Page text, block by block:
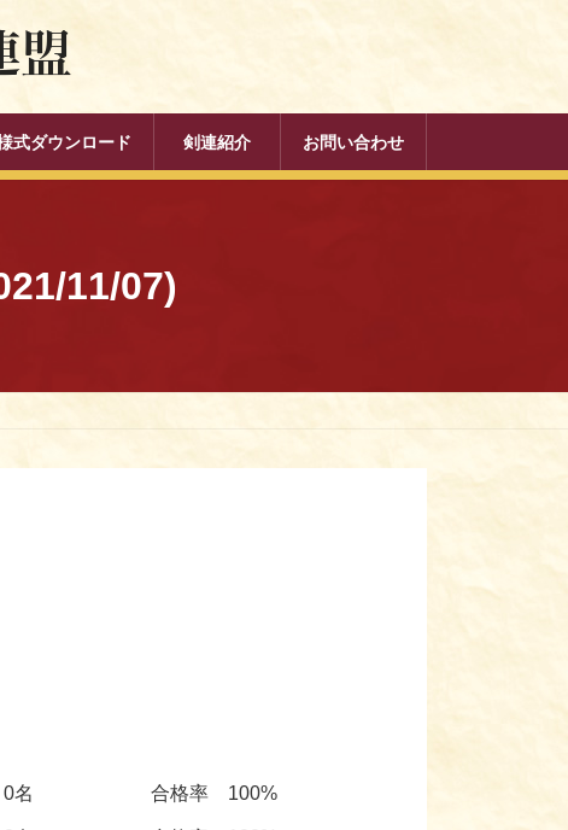
式ダウンロード 剣連紹介 お問い合わせ
11/07)
名 合格率 100%